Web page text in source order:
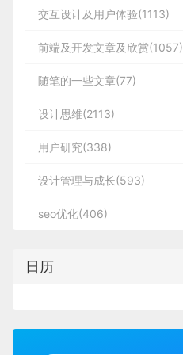
交互设计及用户体验(1113)
前端及开发文章及欣赏(1057)
随笔的一些文章(77)
设计思维(2113)
用户研究(338)
设计管理与成长(593)
seo优化(406)
日历